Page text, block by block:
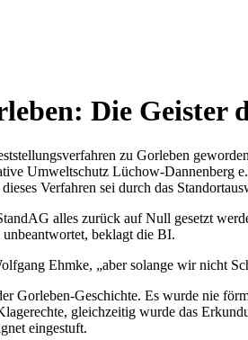
Die Geister
zu Gorleben
Umweltschutz Lüchow-Dannenberg
Verfahren sei durch das
alles zurück auf Null gesetzt
beklagt die BI.
Ehmke, „aber solange wir nicht
Gorleben-Geschichte. Es wurde nie
gleichzeitig wurde das
eingestuft.